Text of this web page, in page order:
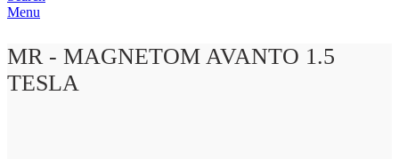
Menu
MR - MAGNETOM AVANTO 1.5
TESLA